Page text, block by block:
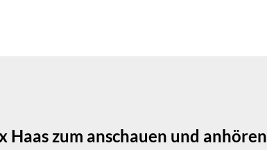
zum anschauen und anhören